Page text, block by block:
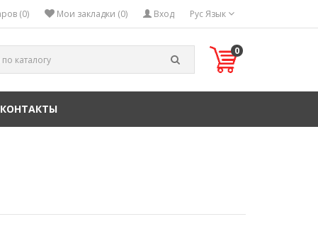
РусЯзык
Вход
Мои закладки (0)
(0)
0
КОНТАКТЫ